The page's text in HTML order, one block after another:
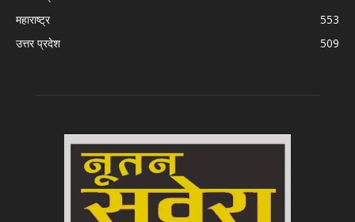
महाराष्ट्र
553
उत्तर प्रदेश
509